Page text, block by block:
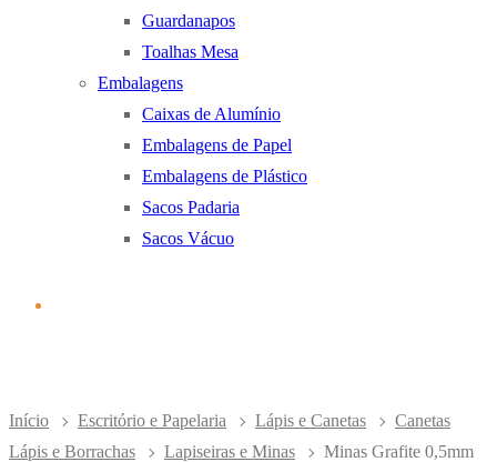
Guardanapos
Toalhas Mesa
Embalagens
Caixas de Alumínio
Embalagens de Papel
Embalagens de Plástico
Sacos Padaria
Sacos Vácuo
Início Escritório e Papelaria Lápis e Canetas
Canetas
Lápis e Borrachas
Lapiseiras e Minas
Minas Grafite 0,5mm